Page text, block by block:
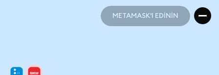
METAMASK'I EDİNİN